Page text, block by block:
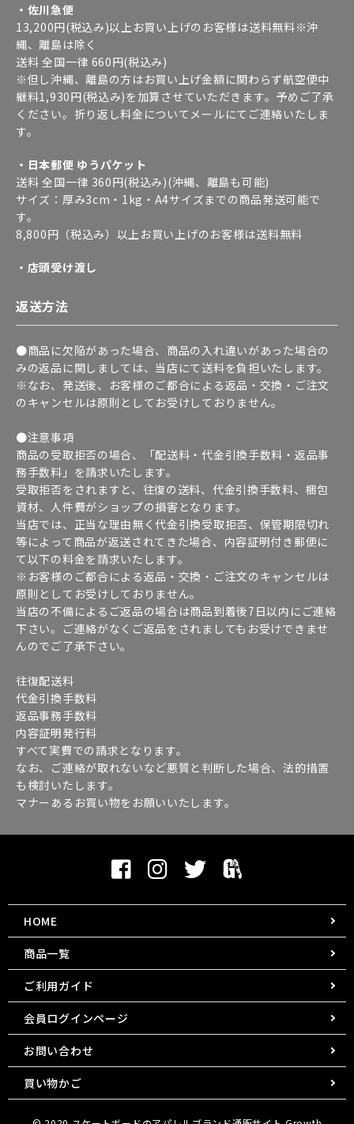
・佐川急便
13,200円(税込み)以上お買い上げのお客様は送料無料※沖
縄、離島は除く
送料 全国一律 660円(税込み)
※但し沖縄、離島の方はお買い上げ金額に関わらず航空便中
継料1,930円(税込み)を加算させていただきます。予めご了承
ください。折り返し料金についてメールにてご連絡いたしま
す。
・日本郵便 ゆうパケット
送料 全国一律 360円(税込み)(沖縄、離島も可能)
サイズ：厚み3cm・1kg・A4サイズまでの商品発送可能で
す。
8,800円（税込み）以上お買い上げのお客様は送料無料
・店頭受け渡し
返送方法
●商品に欠陥があった場合、商品の入れ違いがあった場合の
みの返品に関しましては、当店にて送料を負担いたします。
※なお、発送後、お客様のご都合による返品・交換・ご注文
のキャンセルは原則としてお受けしておりません。
●注意事項
商品の受取拒否の場合、「配送料・代金引換手数料・返品事
務手数料」を請求いたします。
受取拒否をされますと、往復の送料、代金引換手数料、梱包
資材、人件費がショップの損害となります。
当店では、正当な理由無く代金引換受取拒否、保管期限切れ
等によって商品が返送されてきた場合、内容証明付き郵便に
て以下の料金を請求いたします。
※お客様のご都合による返品・交換・ご注文のキャンセルは
原則としてお受けしておりません。
当店の不備によるご返品の場合は商品到着後7日以内にご連絡
下さい。ご連絡がなくご返品をされましてもお受けできませ
んのでご了承下さい。
往復配送料
代金引換手数料
返品事務手数料
内容証明発行料
すべて実費での請求となります。
なお、ご連絡が取れないなど悪質と判断した場合、法的措置
も検討いたします。
マナーあるお買い物をお願いいたします。
HOME
商品一覧
ご利用ガイド
会員ログインページ
お問い合わせ
買い物かご